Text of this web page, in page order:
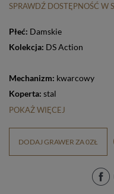
SPRAWDŹ DOSTĘPNOŚĆ W
Płeć: Damskie
Kolekcja: DS Action
Mechanizm: kwarcowy
Koperta: stal
POKAŻ WIĘCEJ
DODAJ GRAWER ZA 0ZŁ